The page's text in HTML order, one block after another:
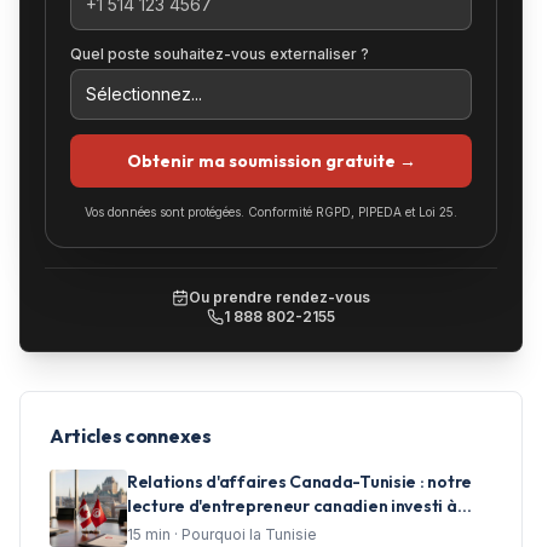
Quel poste souhaitez-vous externaliser ?
Obtenir ma soumission gratuite →
Vos données sont protégées. Conformité RGPD, PIPEDA et Loi 25.
Ou prendre rendez-vous
1 888 802-2155
Articles connexes
Relations d'affaires Canada-Tunisie : notre
lecture d'entrepreneur canadien investi à
Tunis
15 min · Pourquoi la Tunisie